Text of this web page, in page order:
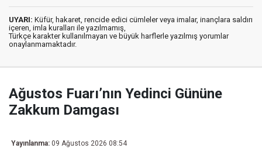
UYARI: Küfür, hakaret, rencide edici cümleler veya imalar, inançlara saldırı
içeren, imla kuralları ile yazılmamış,
Türkçe karakter kullanılmayan ve büyük harflerle yazılmış yorumlar
onaylanmamaktadır.
Ağustos Fuarı’nın Yedinci Gününe
Zakkum Damgası
Yayınlanma: 09 Ağustos 2026 08:54